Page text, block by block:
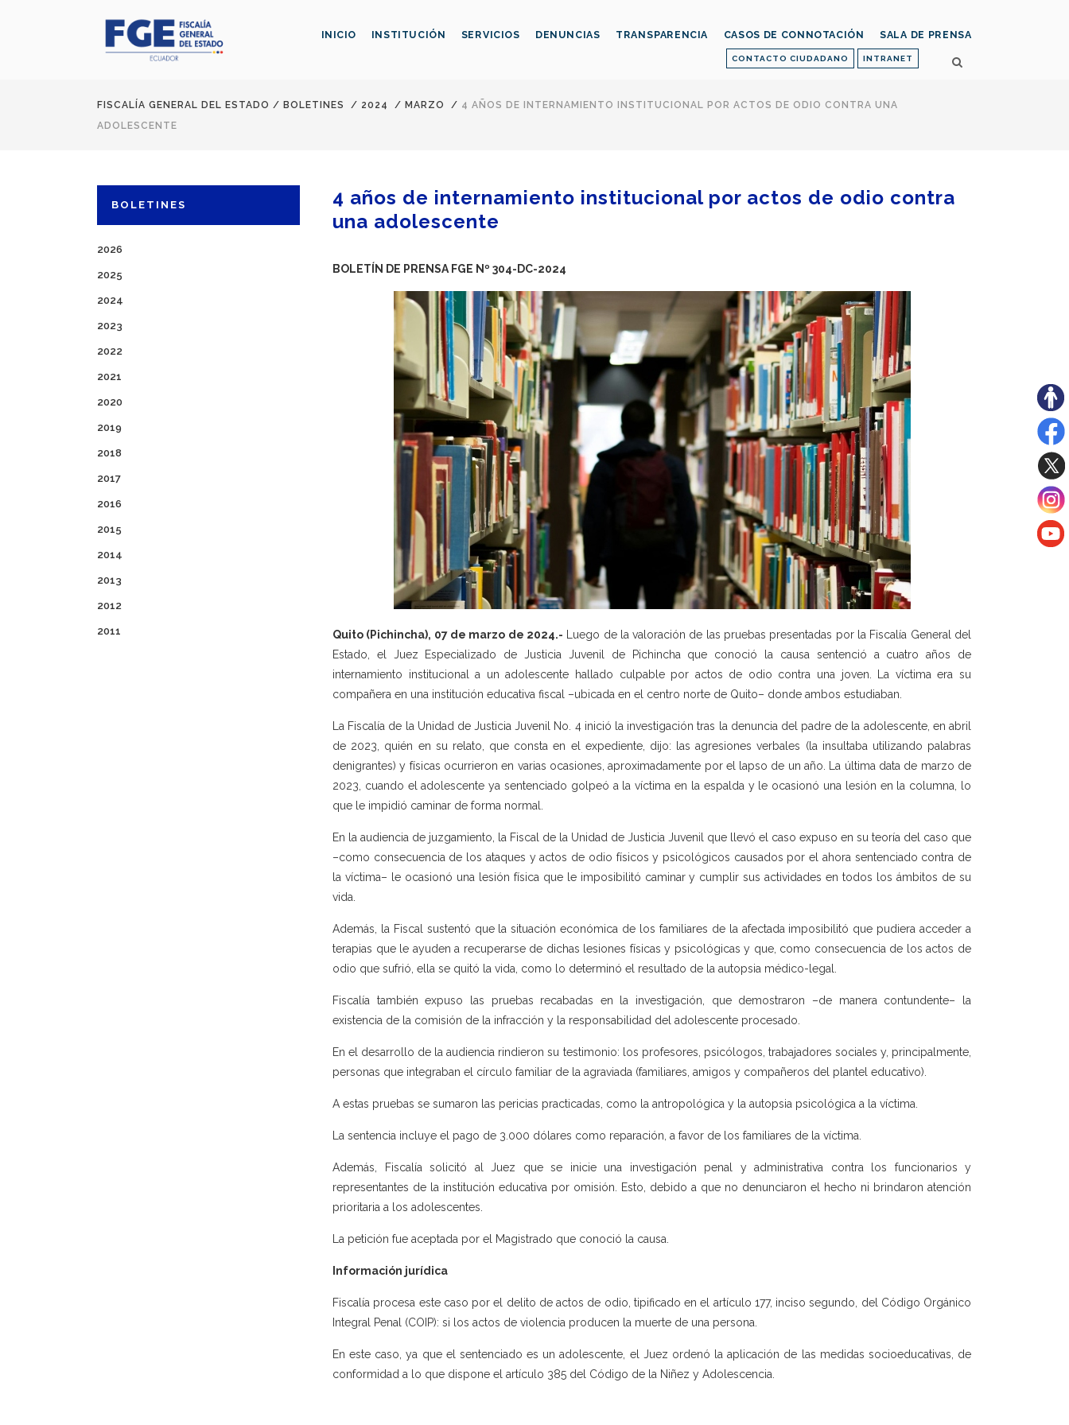
CONTACTO CIUDADANO INTRANET
INICIO INSTITUCIÓN SERVICIOS DENUNCIAS TRANSPARENCIA CASOS DE CONNOTACIÓN SALA DE PRENSA
FISCALÍA GENERAL DEL ESTADO / BOLETINES / 2024 / MARZO / 4 AÑOS DE INTERNAMIENTO INSTITUCIONAL POR ACTOS DE ODIO CONTRA UNA
ADOLESCENTE
BOLETINES
2026
2025
2024
2023
2022
2021
2020
2019
2018
2017
2016
2015
2014
2013
2012
2011
4 años de internamiento institucional por actos de odio contra
una adolescente
BOLETÍN DE PRENSA FGE Nº 304-DC-2024
Quito (Pichincha), 07 de marzo de 2024.- Luego de la valoración de las pruebas presentadas por la Fiscalía General del
Estado, el Juez Especializado de Justicia Juvenil de Pichincha que conoció la causa sentenció a cuatro años de
internamiento institucional a un adolescente hallado culpable por actos de odio contra una joven. La víctima era su
compañera en una institución educativa fiscal –ubicada en el centro norte de Quito– donde ambos estudiaban.
La Fiscalía de la Unidad de Justicia Juvenil No. 4 inició la investigación tras la denuncia del padre de la adolescente, en abril
de 2023, quién en su relato, que consta en el expediente, dijo: las agresiones verbales (la insultaba utilizando palabras
denigrantes) y físicas ocurrieron en varias ocasiones, aproximadamente por el lapso de un año. La última data de marzo de
2023, cuando el adolescente ya sentenciado golpeó a la víctima en la espalda y le ocasionó una lesión en la columna, lo
que le impidió caminar de forma normal.
En la audiencia de juzgamiento, la Fiscal de la Unidad de Justicia Juvenil que llevó el caso expuso en su teoría del caso que
–como consecuencia de los ataques y actos de odio físicos y psicológicos causados por el ahora sentenciado contra de
la víctima– le ocasionó una lesión física que le imposibilitó caminar y cumplir sus actividades en todos los ámbitos de su
vida.
Además, la Fiscal sustentó que la situación económica de los familiares de la afectada imposibilitó que pudiera acceder a
terapias que le ayuden a recuperarse de dichas lesiones físicas y psicológicas y que, como consecuencia de los actos de
odio que sufrió, ella se quitó la vida, como lo determinó el resultado de la autopsia médico-legal.
Fiscalía también expuso las pruebas recabadas en la investigación, que demostraron –de manera contundente– la
existencia de la comisión de la infracción y la responsabilidad del adolescente procesado.
En el desarrollo de la audiencia rindieron su testimonio: los profesores, psicólogos, trabajadores sociales y, principalmente,
personas que integraban el círculo familiar de la agraviada (familiares, amigos y compañeros del plantel educativo).
A estas pruebas se sumaron las pericias practicadas, como la antropológica y la autopsia psicológica a la víctima.
La sentencia incluye el pago de 3.000 dólares como reparación, a favor de los familiares de la víctima.
Además, Fiscalía solicitó al Juez que se inicie una investigación penal y administrativa contra los funcionarios y
representantes de la institución educativa por omisión. Esto, debido a que no denunciaron el hecho ni brindaron atención
prioritaria a los adolescentes.
La petición fue aceptada por el Magistrado que conoció la causa.
Información jurídica
Fiscalía procesa este caso por el delito de actos de odio, tipificado en el artículo 177, inciso segundo, del Código Orgánico
Integral Penal (COIP): si los actos de violencia producen la muerte de una persona.
En este caso, ya que el sentenciado es un adolescente, el Juez ordenó la aplicación de las medidas socioeducativas, de
conformidad a lo que dispone el artículo 385 del Código de la Niñez y Adolescencia.